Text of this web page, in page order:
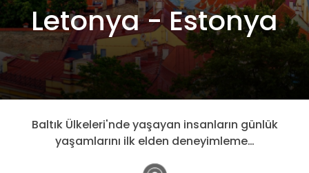
Letonya - Estonya
Baltık Ülkeleri'nde yaşayan insanların günlük
yaşamlarını ilk elden deneyimleme…